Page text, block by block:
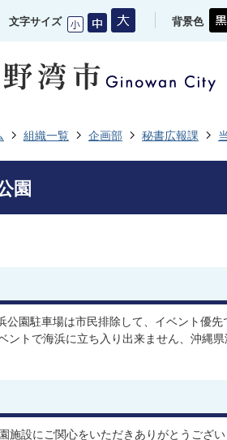
文字サイズ 背景色
組織一覧 企画部 秘書広報課
園
公園駐車場は市民排除して、イベント優先
ントで海浜に立ち入り出来ません、沖縄
施設にご関心をいただきありがとうござ